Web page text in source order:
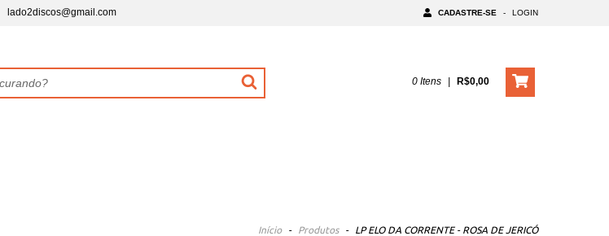
lado2discos@gmail.com CADASTRE-SE - LOGIN
0Itens | R$0,00
Início - Produtos - LP ELO DA CORRENTE - ROSA DE JERICÓ